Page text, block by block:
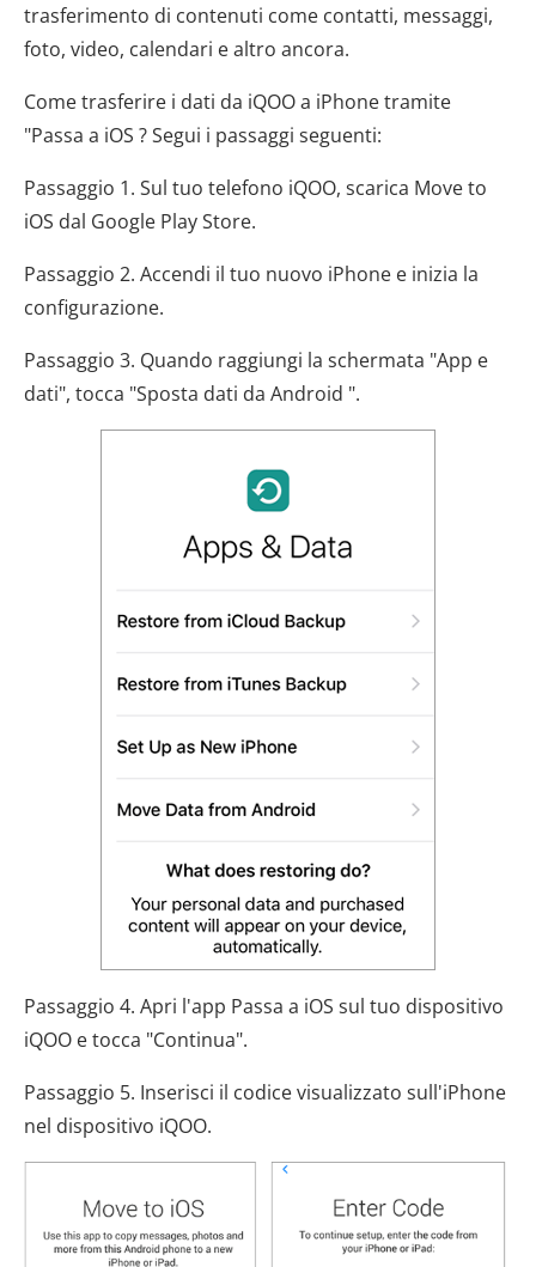
trasferimento di contenuti come contatti, messaggi,
foto, video, calendari e altro ancora.
Come trasferire i dati da iQOO a iPhone tramite
"Passa a iOS ? Segui i passaggi seguenti:
Passaggio 1. Sul tuo telefono iQOO, scarica Move to
iOS dal Google Play Store.
Passaggio 2. Accendi il tuo nuovo iPhone e inizia la
configurazione.
Passaggio 3. Quando raggiungi la schermata "App e
dati", tocca "Sposta dati da Android ".
Passaggio 4. Apri l'app Passa a iOS sul tuo dispositivo
iQOO e tocca "Continua".
Passaggio 5. Inserisci il codice visualizzato sull'iPhone
nel dispositivo iQOO.